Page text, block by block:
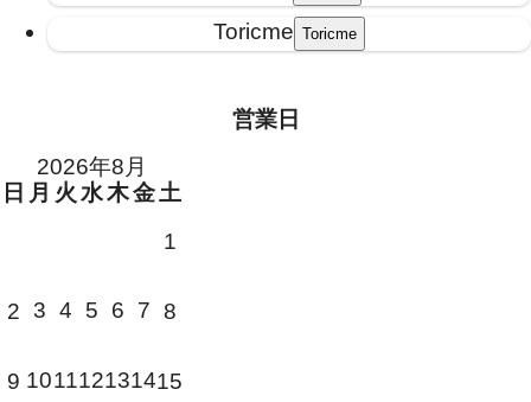
Toricme
営業日
2026年8月
日 月 火 水木金土
1
2 3 4 5 6 7 8
9 101112131415